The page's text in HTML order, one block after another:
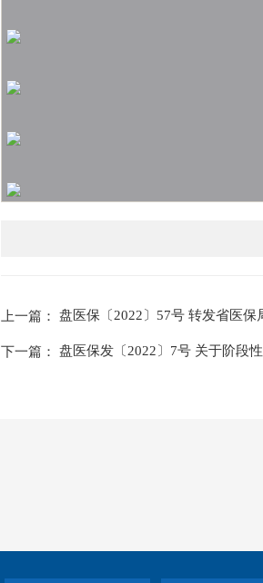
上一篇： 盘医保〔2022〕57号 转发省医
下一篇： 盘医保发〔2022〕7号 关于阶段